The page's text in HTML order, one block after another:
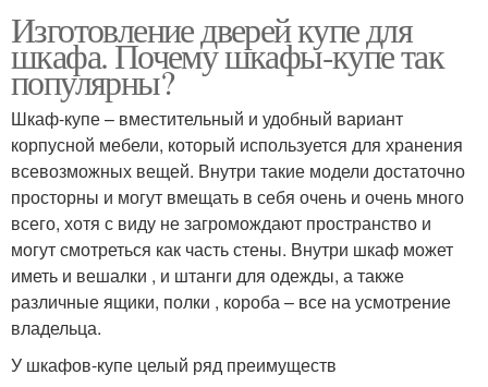
Изготовление дверей купе для
шкафа. Почему шкафы-купе так
популярны?
Шкаф-купе – вместительный и удобный вариант
корпусной мебели, который используется для хранения
всевозможных вещей. Внутри такие модели достаточно
просторны и могут вмещать в себя очень и очень много
всего, хотя с виду не загромождают пространство и
могут смотреться как часть стены. Внутри шкаф может
иметь и вешалки , и штанги для одежды, а также
различные ящики, полки , короба – все на усмотрение
владельца.
У шкафов-купе целый ряд преимуществ